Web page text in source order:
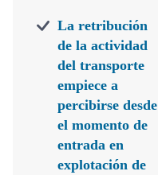
La retribución
de la actividad
del transporte
empiece a
percibirse desde
el momento de
entrada en
explotación de